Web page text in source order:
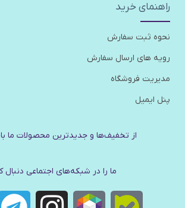
راهنمای خرید
نحوه ثبت سفارش
رویه های ارسال سفارش
مدیریت فروشگاه
پنل ایمیل
از تخفیف‌ها و جدیدترین‌ محصولات ما
ما را در شبکه‌های اجتماعی دنبال